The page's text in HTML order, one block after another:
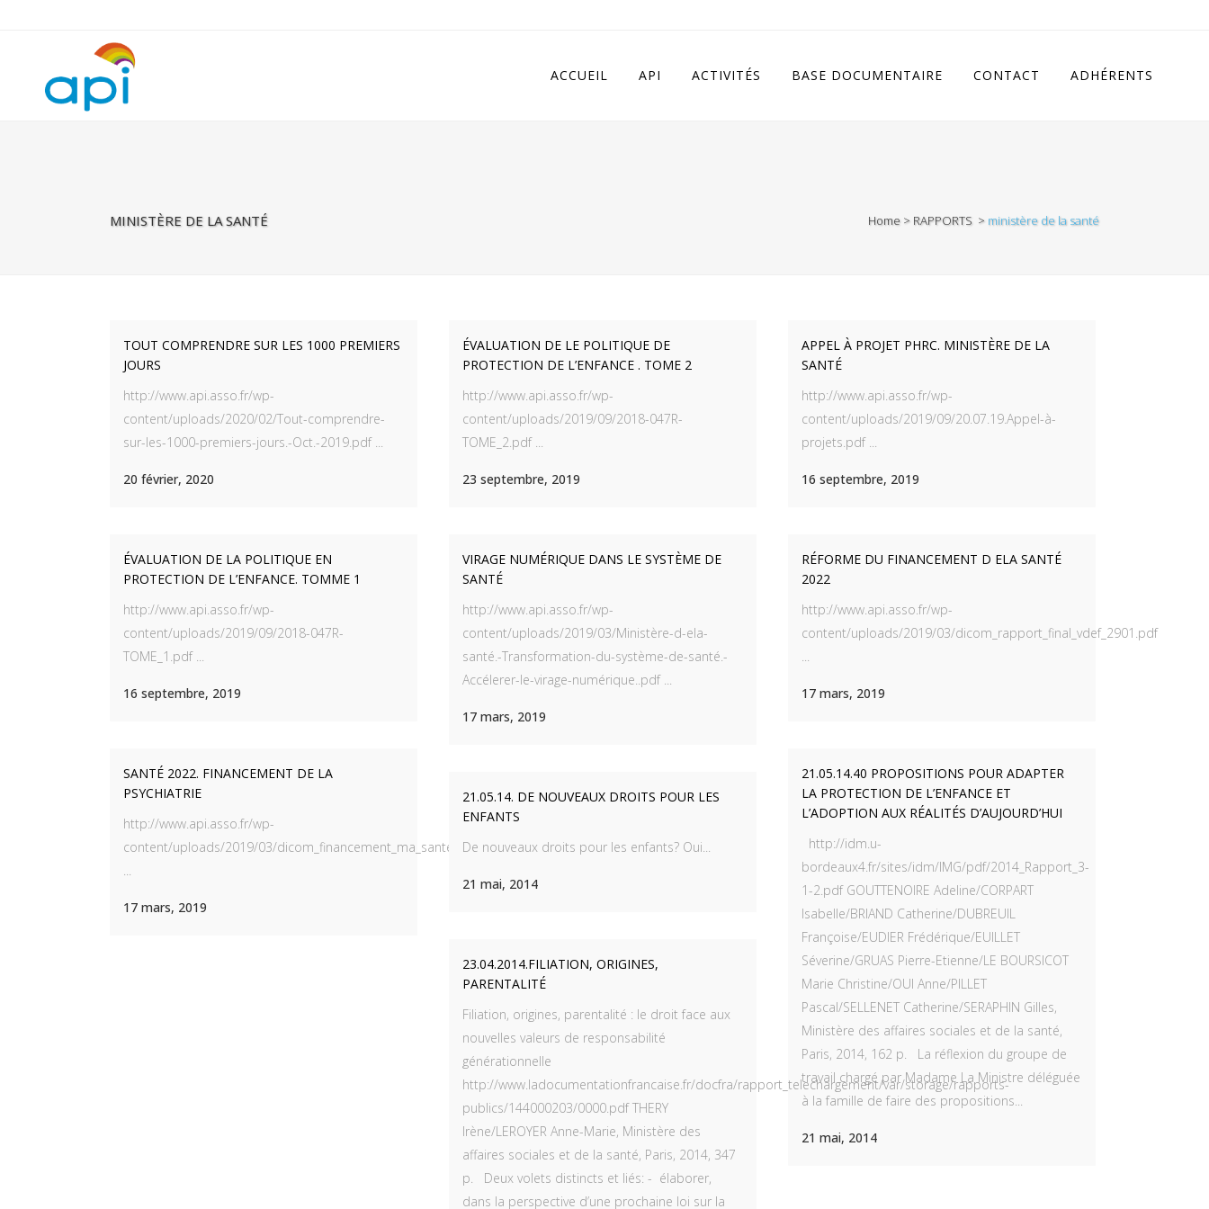
ACCUEIL API ACTIVITÉS BASE DOCUMENTAIRE CONTACT ADHÉRENTS
MINISTÈRE DE LA SANTÉ Home > RAPPORTS > ministère de la santé
TOUT COMPRENDRE SUR LES 1000 PREMIERS
JOURS
http://www.api.asso.fr/wp-
content/uploads/2020/02/Tout-comprendre-
sur-les-1000-premiers-jours.-Oct.-2019.pdf ...
20 février, 2020
ÉVALUATION DE LE POLITIQUE DE
PROTECTION DE L’ENFANCE . TOME 2
http://www.api.asso.fr/wp-
content/uploads/2019/09/2018-047R-
TOME_2.pdf ...
23 septembre, 2019
APPEL À PROJET PHRC. MINISTÈRE DE LA
SANTÉ
http://www.api.asso.fr/wp-
content/uploads/2019/09/20.07.19.Appel-à-
projets.pdf ...
16 septembre, 2019
ÉVALUATION DE LA POLITIQUE EN
PROTECTION DE L’ENFANCE. TOMME 1
http://www.api.asso.fr/wp-
content/uploads/2019/09/2018-047R-
TOME_1.pdf ...
16 septembre, 2019
VIRAGE NUMÉRIQUE DANS LE SYSTÈME DE
SANTÉ
http://www.api.asso.fr/wp-
content/uploads/2019/03/Ministère-d-ela-
santé.-Transformation-du-système-de-santé.-
Accélerer-le-virage-numérique..pdf ...
17 mars, 2019
RÉFORME DU FINANCEMENT D ELA SANTÉ
2022
http://www.api.asso.fr/wp-
content/uploads/2019/03/dicom_rapport_final_vdef_2901.pdf
...
17 mars, 2019
SANTÉ 2022. FINANCEMENT DE LA
PSYCHIATRIE
http://www.api.asso.fr/wp-
content/uploads/2019/03/dicom_financement_ma_sante__les_fiches_vdef.pdf
...
17 mars, 2019
21.05.14.40 PROPOSITIONS POUR ADAPTER
LA PROTECTION DE L’ENFANCE ET
L’ADOPTION AUX RÉALITÉS D’AUJOURD’HUI
http://idm.u-
bordeaux4.fr/sites/idm/IMG/pdf/2014_Rapport_3-
1-2.pdf GOUTTENOIRE Adeline/CORPART
Isabelle/BRIAND Catherine/DUBREUIL
Françoise/EUDIER Frédérique/EUILLET
Séverine/GRUAS Pierre-Etienne/LE BOURSICOT
Marie Christine/OUI Anne/PILLET
Pascal/SELLENET Catherine/SERAPHIN Gilles,
Ministère des affaires sociales et de la santé,
Paris, 2014, 162 p. La réflexion du groupe de
travail chargé par Madame La Ministre déléguée
à la famille de faire des propositions...
21 mai, 2014
21.05.14. DE NOUVEAUX DROITS POUR LES
ENFANTS
De nouveaux droits pour les enfants? Oui...
21 mai, 2014
23.04.2014.FILIATION, ORIGINES,
PARENTALITÉ
Filiation, origines, parentalité : le droit face aux
nouvelles valeurs de responsabilité
générationnelle
http://www.ladocumentationfrancaise.fr/docfra/rapport_telechargement/var/storage/rapports-
publics/144000203/0000.pdf THERY
Irène/LEROYER Anne-Marie, Ministère des
affaires sociales et de la santé, Paris, 2014, 347
p. Deux volets distincts et liés: - élaborer,
dans la perspective d’une prochaine loi sur la
Nous contacter